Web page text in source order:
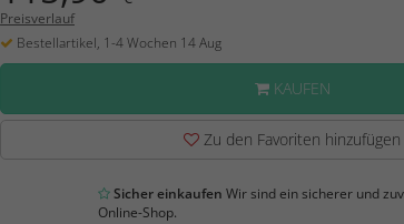
Preisverlauf
Bestellartikel, 1-4 Wochen 14 Aug
KAUFEN
Zu den Favoriten hinzufügen
Sicher einkaufen Wir sind ein sicherer und
Online-Shop.